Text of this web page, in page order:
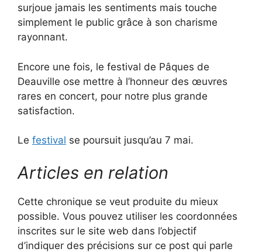
surjoue jamais les sentiments mais touche
simplement le public grâce à son charisme
rayonnant.
Encore une fois, le festival de Pâques de
Deauville ose mettre à l’honneur des œuvres
rares en concert, pour notre plus grande
satisfaction.
Le festival se poursuit jusqu’au 7 mai.
Articles en relation
Cette chronique se veut produite du mieux
possible. Vous pouvez utiliser les coordonnées
inscrites sur le site web dans l’objectif
d’indiquer des précisions sur ce post qui parle